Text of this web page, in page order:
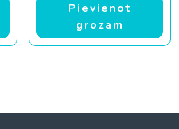
Pievienot
grozam